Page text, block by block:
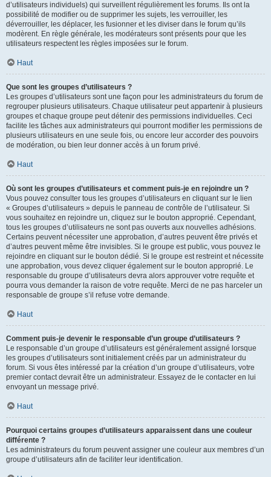
d’utilisateurs individuels) qui surveillent régulièrement les forums. Ils ont la
possibilité de modifier ou de supprimer les sujets, les verrouiller, les
déverrouiller, les déplacer, les fusionner et les diviser dans le forum qu’ils
modèrent. En règle générale, les modérateurs sont présents pour que les
utilisateurs respectent les règles imposées sur le forum.
Haut
Que sont les groupes d’utilisateurs ?
Les groupes d’utilisateurs sont une façon pour les administrateurs du forum de
regrouper plusieurs utilisateurs. Chaque utilisateur peut appartenir à plusieurs
groupes et chaque groupe peut détenir des permissions individuelles. Ceci
facilite les tâches aux administrateurs qui pourront modifier les permissions de
plusieurs utilisateurs en une seule fois, ou encore leur accorder des pouvoirs
de modération, ou bien leur donner accès à un forum privé.
Haut
Où sont les groupes d’utilisateurs et comment puis-je en rejoindre un ?
Vous pouvez consulter tous les groupes d’utilisateurs en cliquant sur le lien
« Groupes d’utilisateurs » depuis le panneau de contrôle de l’utilisateur. Si
vous souhaitez en rejoindre un, cliquez sur le bouton approprié. Cependant,
tous les groupes d’utilisateurs ne sont pas ouverts aux nouvelles adhésions.
Certains peuvent nécessiter une approbation, d’autres peuvent être privés et
d’autres peuvent même être invisibles. Si le groupe est public, vous pouvez le
rejoindre en cliquant sur le bouton dédié. Si le groupe est restreint et nécessite
une approbation, vous devez cliquer également sur le bouton approprié. Le
responsable du groupe d’utilisateurs devra alors approuver votre requête et
pourra vous demander la raison de votre requête. Merci de ne pas harceler un
responsable de groupe s’il refuse votre demande.
Haut
Comment puis-je devenir le responsable d’un groupe d’utilisateurs ?
Le responsable d’un groupe d’utilisateurs est généralement assigné lorsque
les groupes d’utilisateurs sont initialement créés par un administrateur du
forum. Si vous êtes intéressé par la création d’un groupe d’utilisateurs, votre
premier contact devrait être un administrateur. Essayez de le contacter en lui
envoyant un message privé.
Haut
Pourquoi certains groupes d’utilisateurs apparaissent dans une couleur
différente ?
Les administrateurs du forum peuvent assigner une couleur aux membres d’un
groupe d’utilisateurs afin de faciliter leur identification.